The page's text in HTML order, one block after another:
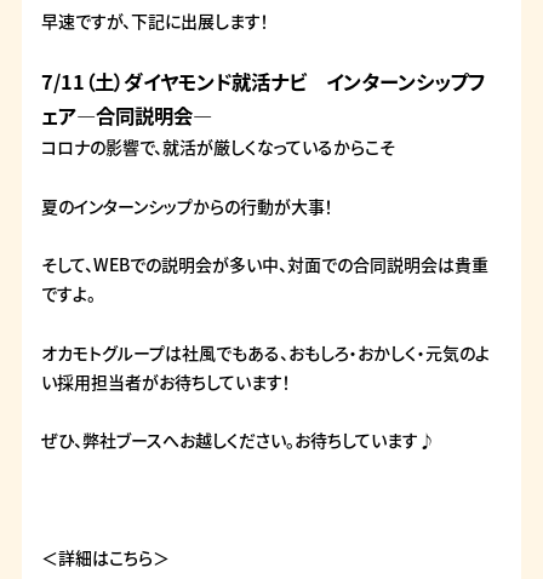
早速ですが、下記に出展します！
7/11（土）ダイヤモンド就活ナビ インターンシップフ
ェア―合同説明会―
コロナの影響で、就活が厳しくなっているからこそ
夏のインターンシップからの行動が大事！
そして、WEBでの説明会が多い中、対面での合同説明会は貴重
ですよ。
オカモトグループは社風でもある、おもしろ・おかしく・元気のよ
い採用担当者がお待ちしています！
ぜひ、弊社ブースへお越しください。お待ちしています♪
＜詳細はこちら＞